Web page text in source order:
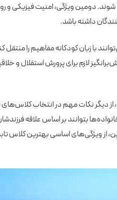
دومین ویژگی، امنیت فیزیکی و
داشته باشد.
با زبان کودکانه مفاهیم را
لازم برای پرورش استقلال و
دیگر نکات مهم در انتخاب
بتوانند بر اساس علاقه
از ویژگی‌های اساسی بهترین کلاس